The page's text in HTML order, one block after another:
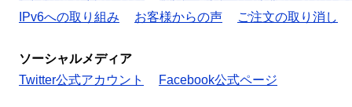
IPv6への取り組み
お客様からの声 ご注文の取り消し
ソーシャルメディア
Twitter公式アカウント
Facebook公式ページ